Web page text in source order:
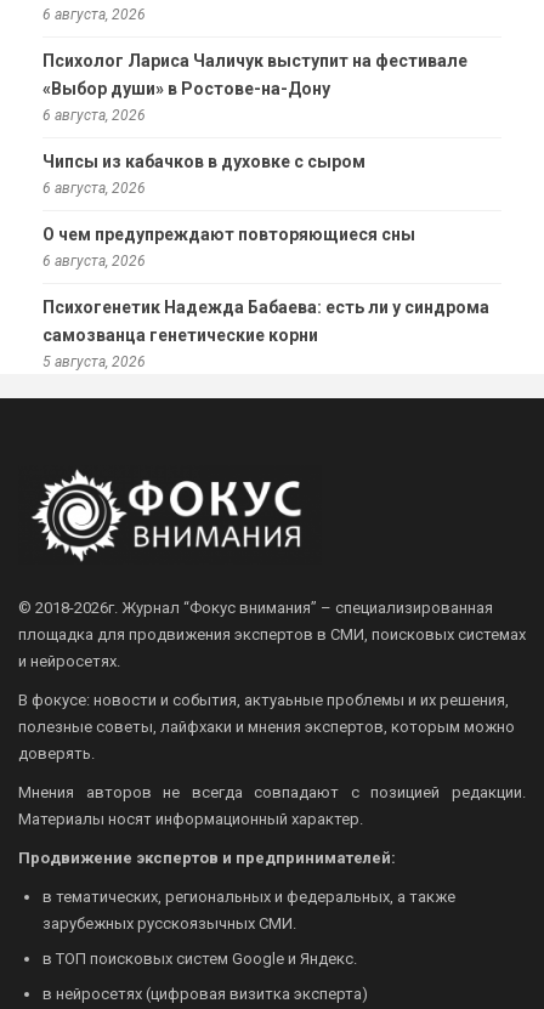
6 августа, 2026
Психолог Лариса Чаличук выступит на фестивале
«Выбор души» в Ростове-на-Дону
6 августа, 2026
Чипсы из кабачков в духовке с сыром
6 августа, 2026
О чем предупреждают повторяющиеся сны
6 августа, 2026
Психогенетик Надежда Бабаева: есть ли у синдрома
самозванца генетические корни
5 августа, 2026
© 2018-2026г. Журнал “Фокус внимания” – специализированная
площадка для продвижения экспертов в СМИ, поисковых системах
и нейросетях.
В фокусе: новости и события, актуаьные проблемы и их решения,
полезные советы, лайфхаки и мнения экспертов, которым можно
доверять.
Мнения авторов не всегда совпадают с позицией редакции.
Материалы носят информационный характер.
Продвижение экспертов и предпринимателей:
в тематических, региональных и федеральных, а также
зарубежных русскоязычных СМИ.
в ТОП поисковых систем Google и Яндекс.
в нейросетях (цифровая визитка эксперта)